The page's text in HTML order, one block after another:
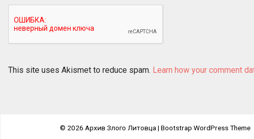
This site uses Akismet to reduce spam. Learn how your comment
© 2026 Архив Злого Литовца| Bootstrap WordPress Theme